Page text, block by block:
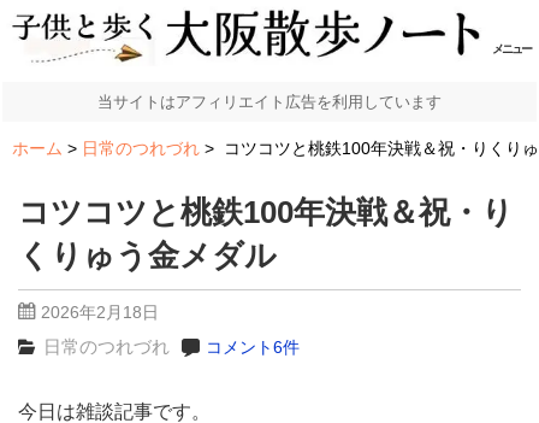
メニュー
当サイトはアフィリエイト広告を利用しています
ホーム 日常のつれづれ コツコツと桃鉄100年決戦＆祝・りくり
コツコツと桃鉄100年決戦＆祝・り
くりゅう金メダル
2026年2月18日
日常のつれづれ コメント6件
今日は雑談記事です。